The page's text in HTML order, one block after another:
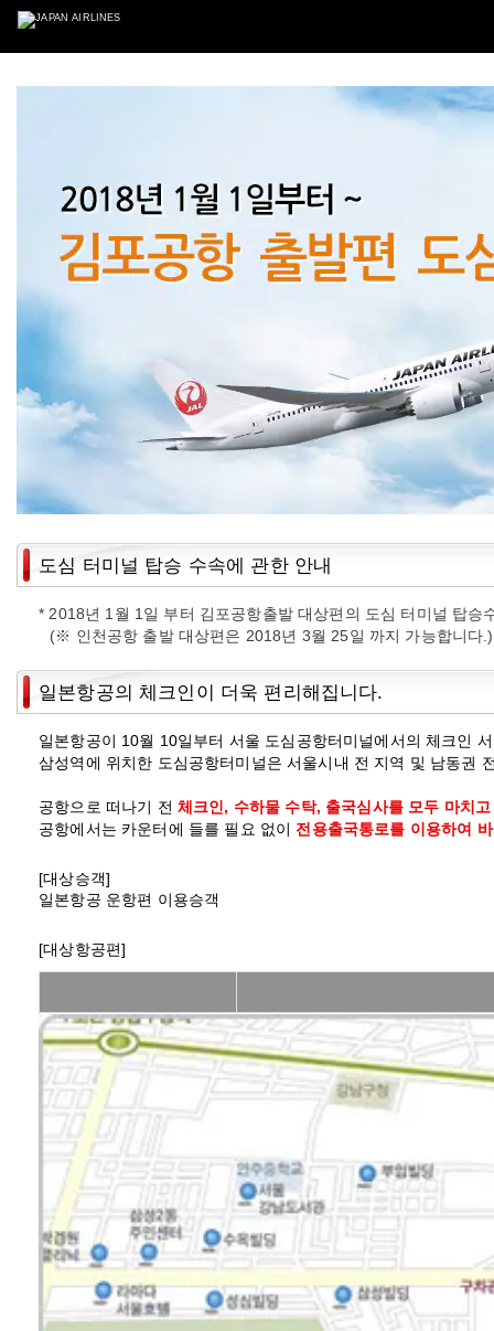
도심 터미널 탑승 수속에 관한 안내
* 2018년 1월 1일 부터 김포공항출발 대상편의 도심 터미널 탑승
(※ 인천공항 출발 대상편은 2018년 3월 25일 까지 가능합니다.)
일본항공의 체크인이 더욱 편리해집니다.
일본항공이 10월 10일부터 서울 도심공항터미널에서의 체크인
삼성역에 위치한 도심공항터미널은 서울시내 전 지역 및 남동권
공항으로 떠나기 전 체크인, 수하물 수탁, 출국심사를 모두 마치고
공항에서는 카운터에 들를 필요 없이 전용출국통로를 이용하여
[대상승객]
일본항공 운항편 이용승객
[대상항공편]
편명
체크인 개시
체크인 마감
* 2018년 1월 1일 부터 김포공항출발 대상편의 도심 터미널 탑승수속이 중
(※ 인천공항 출발 대상편은 2018년 3월 25일 까지 가능합니다.)
[리무진 버스 무료승차권 제공행사]
도심공항 터미널에서 체크인을 하는 일본항공 승객 전원에게
도심공항 터미널과 각 공항을 운행하는 공항 리무진 버스의 무료
(2013년 11월 9일까지)
[도심공항터미널 오시는길]